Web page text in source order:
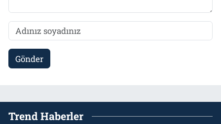
Gönder
Trend Haberler